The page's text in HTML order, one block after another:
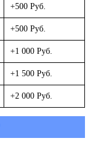
+500 Руб.
+500 Руб.
+1 000 Руб.
+1 500 Руб.
+2 000 Руб.